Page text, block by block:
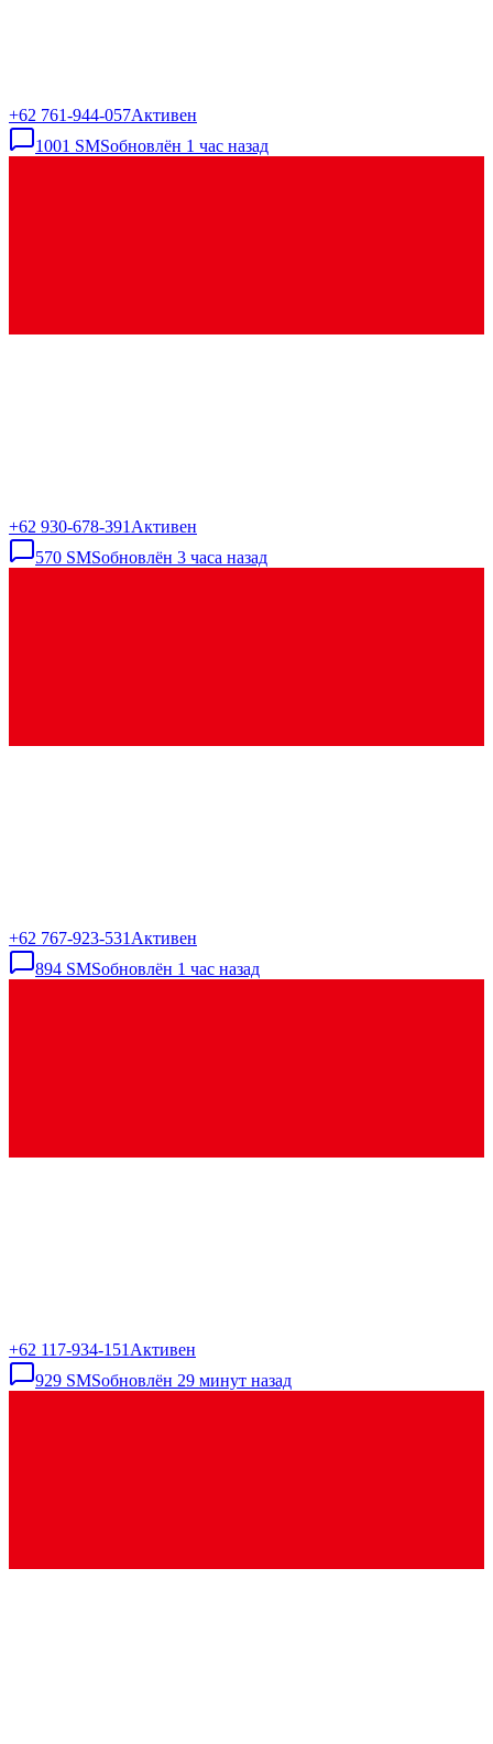
+62 761-944-057Активен
1001 SMSобновлён 1 час назад
+62 930-678-391 Активен
570 SMSобновлён 3 часа назад
+62 767-923-531 Активен
894 SMSобновлён 1 час назад
+62 117-934-151 Активен
929 SMSобновлён 29 минут назад